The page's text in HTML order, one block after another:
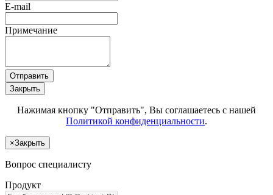
E-mail
Примечание
Отправить
Закрыть
Нажимая кнопку "Отправить", Вы соглашаетесь с нашей
Политикой конфиденциальности.
×Закрыть
Вопрос специалисту
Продукт